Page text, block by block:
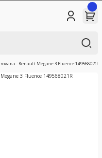
- Renault Megane 3 Fluence 149568021R